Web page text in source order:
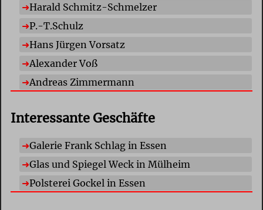
Harald Schmitz-Schmelzer
P.-T.Schulz
Hans Jürgen Vorsatz
Alexander Voß
Andreas Zimmermann
Interessante Geschäfte
Galerie Frank Schlag in Essen
Glas und Spiegel Weck in Mülheim
Polsterei Gockel in Essen